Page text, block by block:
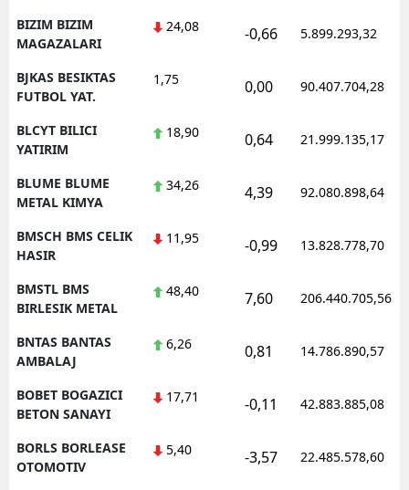
BIZIM BIZIM
MAGAZALARI
24,08 -0,66 5.899.293,32
BJKAS BESIKTAS
FUTBOL YAT.
1,75 0,00 90.407.704,28
BLCYT BILICI
YATIRIM
18,90 0,64 21.999.135,17
BLUME BLUME
METAL KIMYA
34,26 4,39 92.080.898,64
BMSCH BMS CELIK
HASIR
11,95 -0,99 13.828.778,70
BMSTL BMS
BIRLESIK METAL
48,40 7,60 206.440.705,56
BNTAS BANTAS
AMBALAJ
6,26 0,81 14.786.890,57
BOBET BOGAZICI
BETON SANAYI
17,71 -0,11 42.883.885,08
BORLS BORLEASE
OTOMOTIV
5,40 -3,57 22.485.578,60